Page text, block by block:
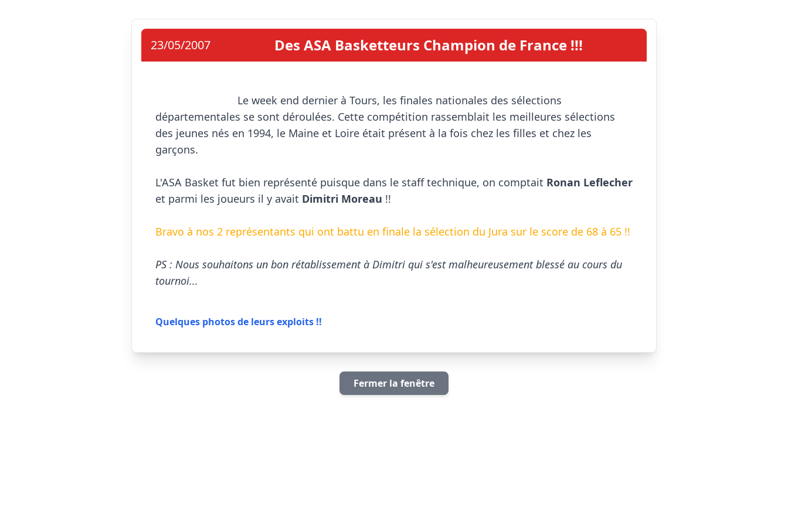
23/05/2007 Des ASA Basketteurs Champion de France !!!
départementales se sont déroulées. Cette compétition rassemblait les meilleures sélections
des jeunes nés en 1994, le Maine et Loire était présent à la fois chez les filles et chez les
garçons.
L'ASA Basket fut bien représenté puisque dans le staff technique, on comptait Ronan Leflecher
et parmi les joueurs il y avait Dimitri Moreau !!
Bravo à nos 2 représentants qui ont battu en finale la sélection du Jura sur le score de 68 à 65 !!
PS : Nous souhaitons un bon rétablissement à Dimitri qui s'est malheureusement blessé au cours du
tournoi...
Quelques photos de leurs exploits !!
Fermer la fenêtre